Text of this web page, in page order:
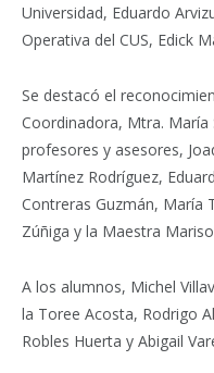
Universidad, Eduardo
Operativa del CUS, Edick
Se destacó el
Coordinadora, Mtra.
profesores y asesores,
Martínez Rodríguez,
Contreras Guzmán, María
Zúñiga y la Maestra
A los alumnos, Michel
la Toree Acosta, Rodrigo
Robles Huerta y Abigail